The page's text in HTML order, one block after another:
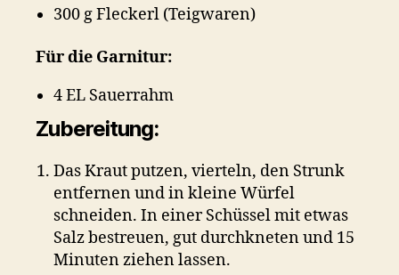
300 g Fleckerl (Teigwaren)
Für die Garnitur:
4 EL Sauerrahm
Zubereitung:
Das Kraut putzen, vierteln, den Strunk
entfernen und in kleine Würfel
schneiden. In einer Schüssel mit etwas
Salz bestreuen, gut durchkneten und 15
Minuten ziehen lassen.